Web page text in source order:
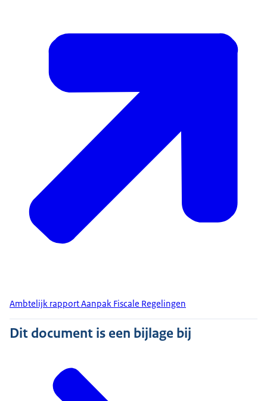
Ambtelijk rapport Aanpak Fiscale Regelingen
Dit document is een bijlage bij